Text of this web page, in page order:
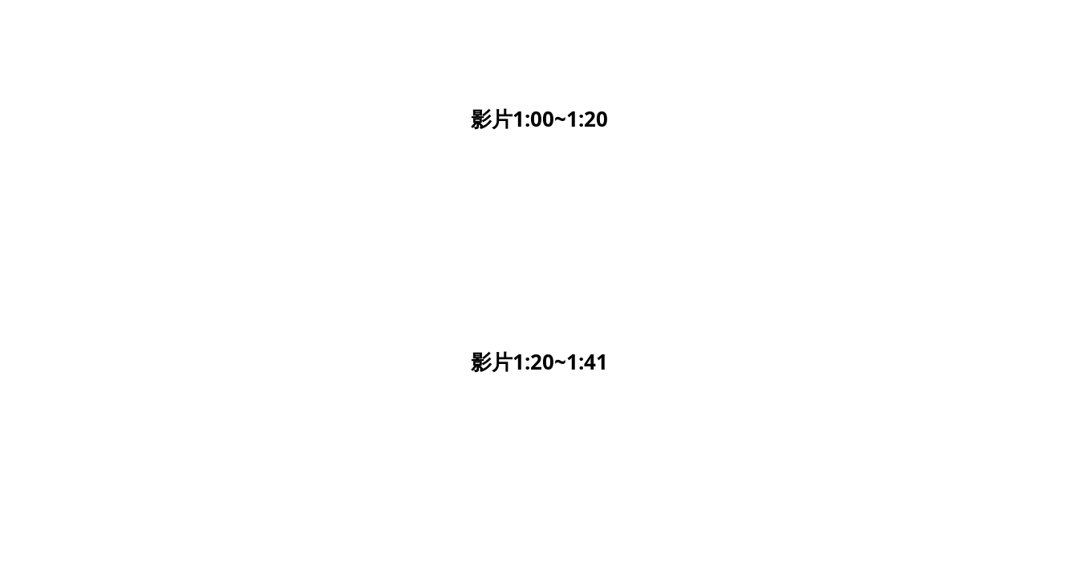
影片1:00~1:20
影片1:20~1:41